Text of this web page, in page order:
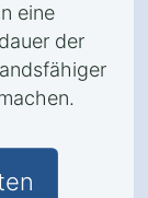
eine
der